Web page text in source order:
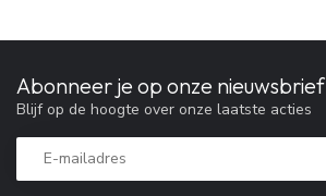
Abonneer je op onze nieuwsbrief
Blijf op de hoogte over onze laatste acties